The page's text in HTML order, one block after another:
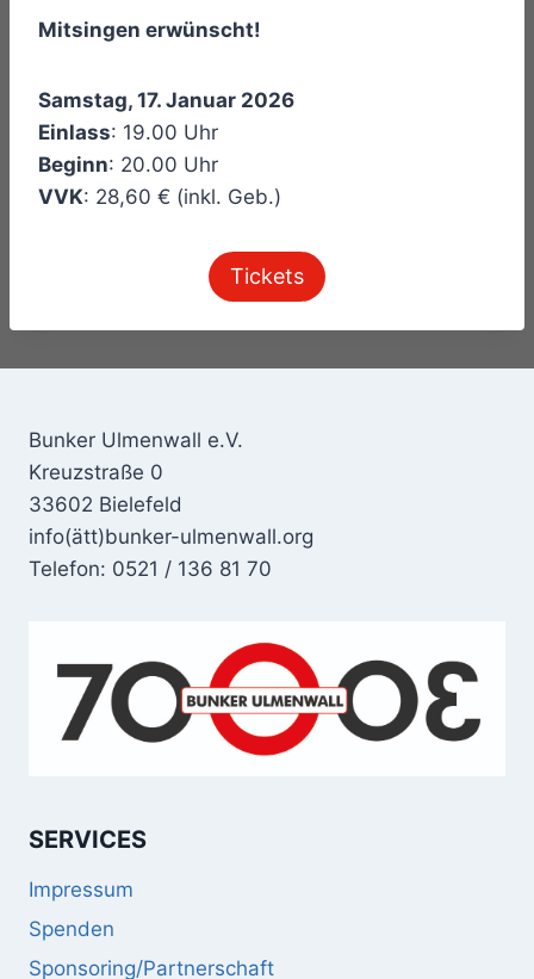
Mitsingen erwünscht!
Samstag, 17. Januar 2026
Einlass: 19.00 Uhr
Beginn: 20.00 Uhr
VVK: 28,60 € (inkl. Geb.)
Tickets
Bunker Ulmenwall e.V.
Kreuzstraße 0
33602 Bielefeld
info(ätt)bunker-ulmenwall.org
Telefon: 0521 / 136 81 70
SERVICES
Impressum
Spenden
Sponsoring/Partnerschaft